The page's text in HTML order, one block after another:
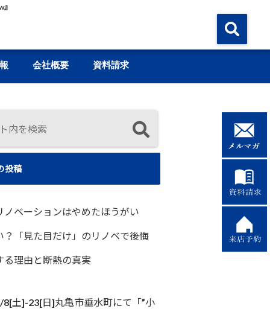
会社概要 資料請求
投稿
ノベーションはやめたほうがい
？「見た目だけ」のリノベで後悔
る理由と断熱の真実
8[土]-23[日]丸亀市垂水町にて「”小